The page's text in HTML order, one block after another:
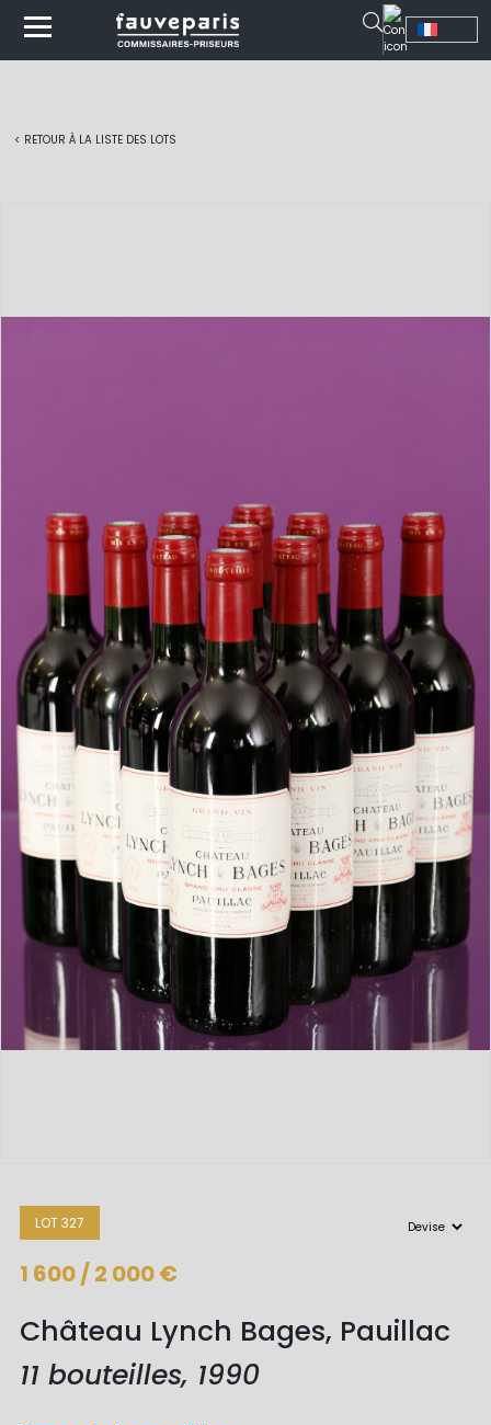
< RETOUR À LA LISTE DES LOTS
LOT 327
1 600 / 2 000 €
Château Lynch Bages, Pauillac
11 bouteilles, 1990